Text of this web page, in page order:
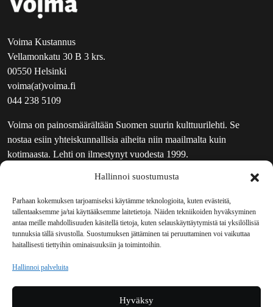
Hallinnoi suostumusta
Parhaan kokemuksen tarjoamiseksi käytämme teknologioita, kuten evästeitä,
tallentaaksemme ja/tai käyttääksemme laitetietoja. Näiden tekniikoiden hyväksyminen
antaa meille mahdollisuuden käsitellä tietoja, kuten selauskäyttäytymistä tai yksilöllisiä
tunnuksia tällä sivustolla. Suostumuksen jättäminen tai peruuttaminen voi vaikuttaa
haitallisesti tiettyihin ominaisuuksiin ja toimintoihin.
Hallinnoi palveluita
Hyväksy
Voima Kustannus
Vellamonkatu 30 B 3 krs.
00550 Helsinki
voima(at)voima.fi
044 238 5109
Voima on painosmäärältään Suomen suurin kulttuurilehti. Se
nostaa esiin yhteiskunnallisia aiheita niin maailmalta kuin
kotimaasta. Lehti on ilmestynyt vuodesta 1999.
UUTISKIRJE
MAINOSTAJILLE
VASTAMAINOKSET
JAKELUPAIKAT
REKISTERISELOSTE
TILAUKSEN PERUUTUSPYYNTÖ